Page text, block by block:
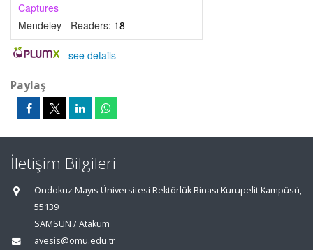
Captures
Mendeley - Readers: 18
- see details
Paylaş
İletişim Bilgileri
Ondokuz Mayıs Üniversitesi Rektörlük Binası Kurupelit Kampüsü,
55139
SAMSUN / Atakum
avesis@omu.edu.tr